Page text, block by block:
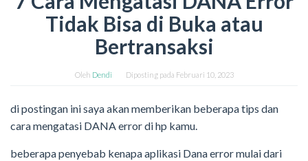
Tidak Bisa di Buka atau
Bertransaksi
Oleh Dendi Diposting pada Februari 10, 2023
di postingan ini saya akan memberikan beberapa tips dan
cara mengatasi DANA error di hp kamu.
beberapa penyebab kenapa aplikasi Dana error mulai dari